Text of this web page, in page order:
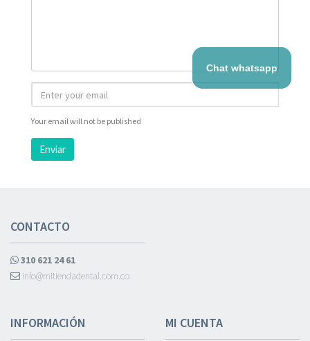
Your email will not be published
Enviar
CONTACTO
310 621 24 61
info@mitiendadental.com.co
INFORMACIÓN MI CUENTA
Chat whatsapp